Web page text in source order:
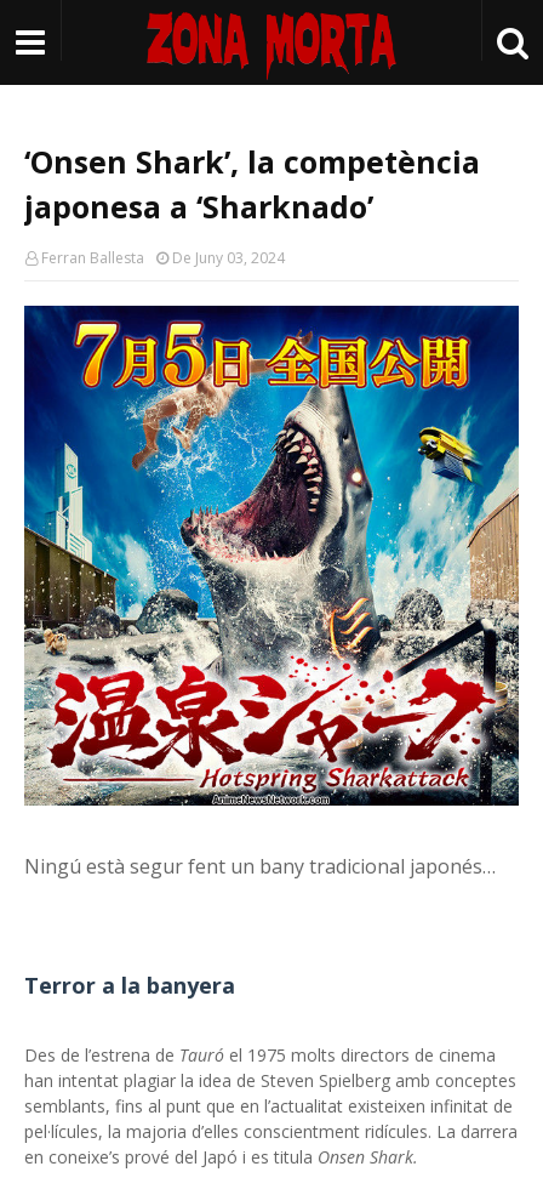
‘Onsen Shark’, la competència
japonesa a ‘Sharknado’
Ferran Ballesta De Juny 03, 2024
Ningú està segur fent un bany tradicional japonés…
Terror a la banyera
Des de l’estrena de Tauró el 1975 molts directors de cinema
han intentat plagiar la idea de Steven Spielberg amb conceptes
semblants, fins al punt que en l’actualitat existeixen infinitat de
pel·lícules, la majoria d’elles conscientment ridícules. La darrera
en coneixe’s prové del Japó i es titula Onsen Shark.